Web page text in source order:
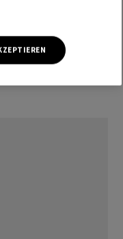
keine Gewähr